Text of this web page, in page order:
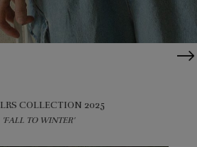
COLLECTION 2025
'FALL TO WINTER'